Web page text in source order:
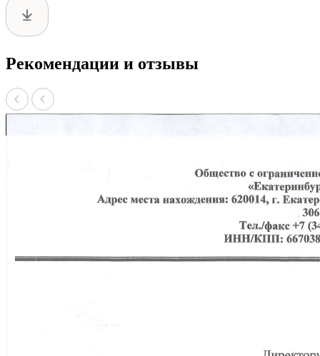
Рекомендации и отзывы